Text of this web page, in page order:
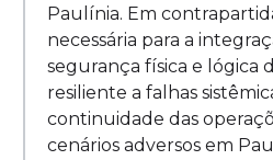
Paulínia. Em
necessária para a
segurança física e lógica
resiliente a falhas
continuidade das
cenários adversos em